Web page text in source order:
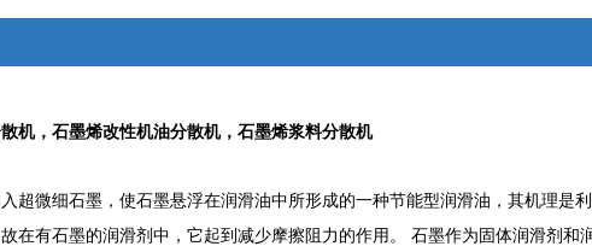
机，石墨烯改性机油分散机，石墨烯浆料分散机
超微细石墨，使石墨悬浮在润滑油中所形成的一种节能型润滑油，其机理是
在有石墨的润滑剂中，它起到减少摩擦阻力的作用。 石墨作为固体润滑剂和